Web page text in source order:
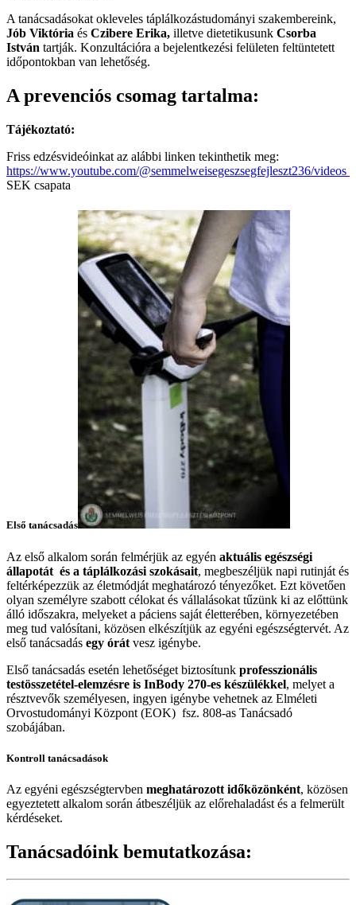
A tanácsadásokat okleveles táplálkozástudományi szakembereink,
Jób Viktória és Czibere Erika, illetve dietetikusunk Csorba
István tartják. Konzultációra a bejelentkezési felületen feltüntetett
időpontokban van lehetőség.
A prevenciós csomag tartalma:
Tájékoztató:
Friss edzésvideóinkat az alábbi linken tekinthetik meg:
https://www.youtube.com/@semmelweisegeszsegfejleszt236/videos
SEK csapata
Első tanácsadás
Az első alkalom során felmérjük az egyén aktuális egészségi
állapotát és a táplálkozási szokásait, megbeszéljük napi rutinját és
feltérképezzük az életmódját meghatározó tényezőket. Ezt követően
olyan személyre szabott célokat és vállalásokat tűzünk ki az előttünk
álló időszakra, melyeket a páciens saját életterében, környezetében
meg tud valósítani, közösen elkészítjük az egyéni egészségtervét. Az
első tanácsadás egy órát vesz igénybe.
Első tanácsadás esetén lehetőséget biztosítunk professzionális
testösszetétel-elemzésre is InBody 270-es készülékkel, melyet a
résztvevők személyesen, ingyen igénybe vehetnek az Elméleti
Orvostudományi Központ (EOK) fsz. 808-as Tanácsadó
szobájában.
Kontroll tanácsadások
Az egyéni egészségtervben meghatározott időközönként, közösen
egyeztetett alkalom során átbeszéljük az előrehaladást és a felmerült
kérdéseket.
Tanácsadóink bemutatkozása: